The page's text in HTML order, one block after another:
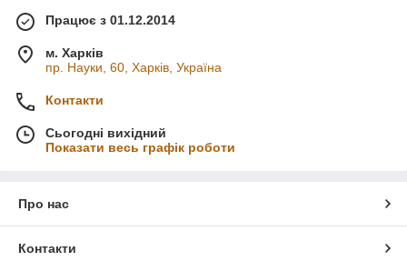
Працює з 01.12.2014
м. Харків
пр. Науки, 60, Харків, Україна
Контакти
Сьогодні вихідний
Показати весь графік роботи
Про нас
Контакти